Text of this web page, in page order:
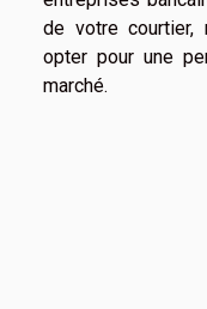
de votre courtier,
opter pour une
marché.